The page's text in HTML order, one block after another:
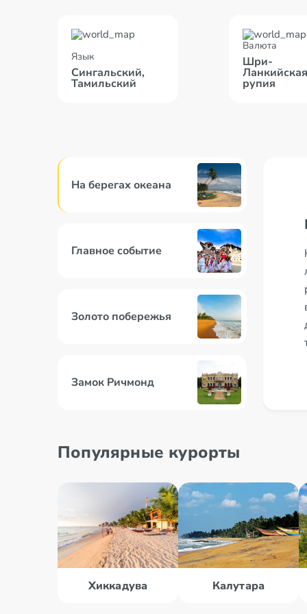
Язык
Сингальский,
Тамильский
Валюта
Шри-
Ланкийская
рупия
На берегах океана
Главное событие
Золото побережья
Замок Ричмонд
Популярные курорты
Хиккадува Калутара